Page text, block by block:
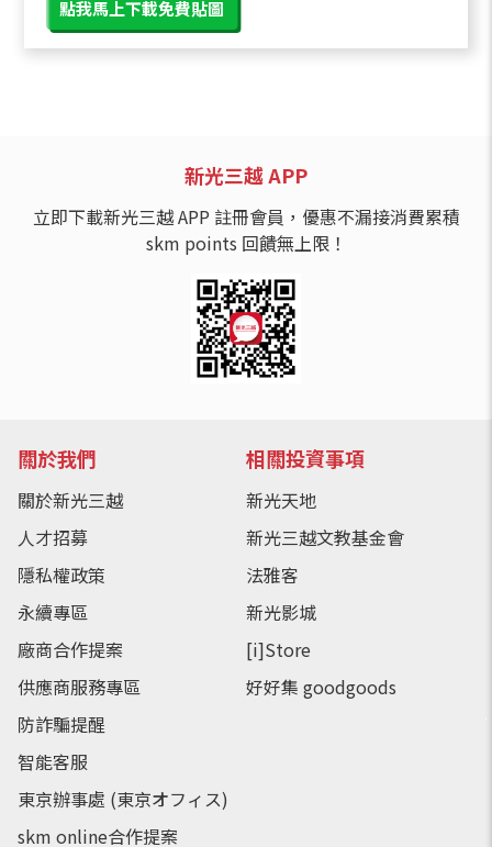
點我馬上下載免費貼圖
新光三越 APP
立即下載新光三越 APP 註冊會員，優惠不漏接消費累積
skm points 回饋無上限！
關於我們
關於新光三越
人才招募
隱私權政策
永續專區
廠商合作提案
供應商服務專區
防詐騙提醒
智能客服
東京辦事處 (東京オフィス)
skm online合作提案
相關投資事項
新光天地
新光三越文教基金會
法雅客
新光影城
[i]Store
好好集 goodgoods